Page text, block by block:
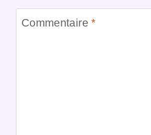
Commentaire*